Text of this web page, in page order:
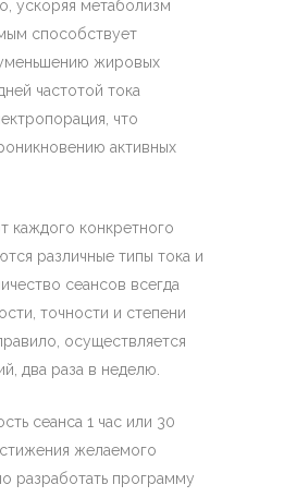
ускоряя метаболизм
способствует
жировых
частотой тока
что
активных
каждого конкретного
различные типы тока и
сеансов всегда
точности и степени
осуществляется
два раза в неделю.
сеанса 1 час или 30
желаемого
разработать программу